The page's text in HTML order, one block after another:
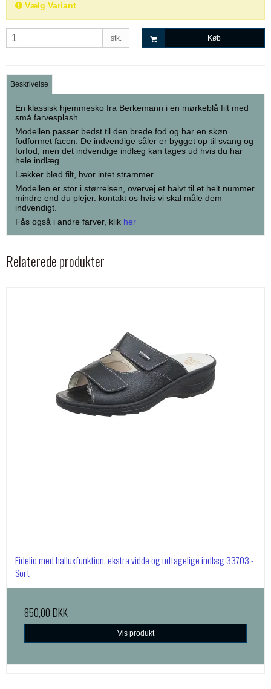
Vælg Variant
stk. Køb
Beskrivelse
En klassisk hjemmesko fra Berkemann i en mørkeblå filt med
små farvesplash.
Modellen passer bedst til den brede fod og har en skøn
fodformet facon. De indvendige såler er bygget op til svang og
forfod, men det indvendige indlæg kan tages ud hvis du har
hele indlæg.
Lækker blød filt, hvor intet strammer.
Modellen er stor i størrelsen, overvej et halvt til et helt nummer
mindre end du plejer. kontakt os hvis vi skal måle dem
indvendigt.
Fås også i andre farver, klik her
Relaterede produkter
Fidelio med halluxfunktion, ekstra vidde og udtagelige indlæg 33703 -
Sort
850,00 DKK
Vis produkt